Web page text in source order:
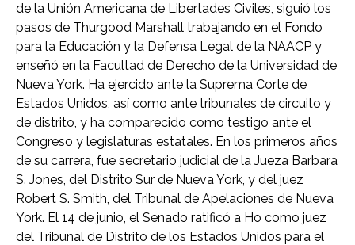
de la Unión Americana de Libertades Civiles, siguió los
pasos de Thurgood Marshall trabajando en el Fondo
para la Educación y la Defensa Legal de la NAACP y
enseñó en la Facultad de Derecho de la Universidad de
Nueva York. Ha ejercido ante la Suprema Corte de
Estados Unidos, así como ante tribunales de circuito y
de distrito, y ha comparecido como testigo ante el
Congreso y legislaturas estatales. En los primeros años
de su carrera, fue secretario judicial de la Jueza Barbara
S. Jones, del Distrito Sur de Nueva York, y del juez
Robert S. Smith, del Tribunal de Apelaciones de Nueva
York. El 14 de junio, el Senado ratificó a Ho como juez
del Tribunal de Distrito de los Estados Unidos para el